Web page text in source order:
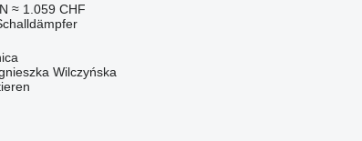
≈ 1.059 CHF
Wilczyńska